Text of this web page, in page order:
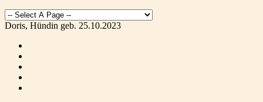
Doris, Hündin geb. 25.10.2023